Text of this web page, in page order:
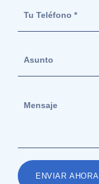
ENVIAR AHORA